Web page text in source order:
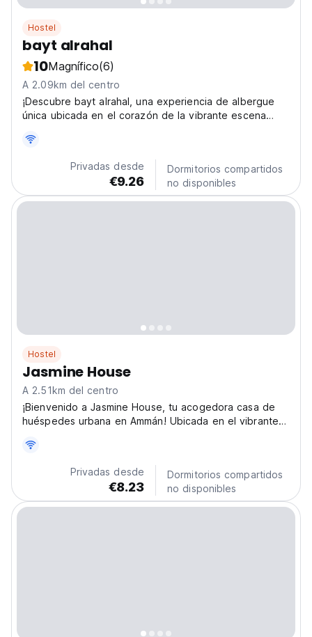
Hostel
bayt alrahal
10Magnífico(6)
A 2.09km del centro
¡Descubre bayt alrahal, una experiencia de albergue
única ubicada en el corazón de la vibrante escena
que un simple lugar para hospedarse, es un centro
cultural donde el arte y los viajes chocan. Imagina...
Privadas desde
€9.26
Dormitorios compartidos
no disponibles
Hostel
Jasmine House
A 2.51km del centro
¡Bienvenido a Jasmine House, tu acogedora casa de
huéspedes urbana en Ammán! Ubicada en el vibrante
Weibdeh y Abdali Mall, Jasmine House ofrece
habitaciones privadas diseñadas para brindar
comodidad y privacidad....
Privadas desde
€8.23
Dormitorios compartidos
no disponibles